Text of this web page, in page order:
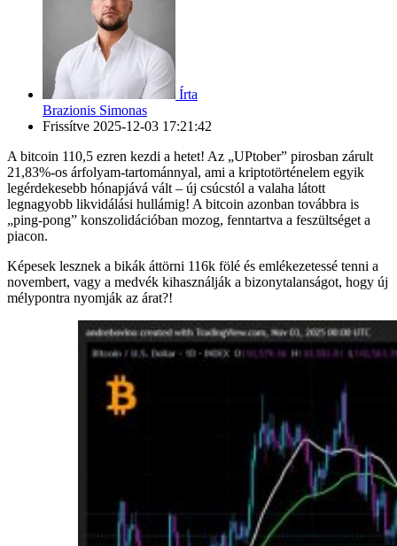
Írta
Brazionis Simonas
Frissítve 2025-12-03 17:21:42
A bitcoin 110,5 ezren kezdi a hetet! Az „UPtober” pirosban zárult
21,83%-os árfolyam-tartománnyal, ami a kriptotörténelem egyik
legérdekesebb hónapjává vált – új csúcstól a valaha látott
legnagyobb likvidálási hullámig! A bitcoin azonban továbbra is
„ping-pong” konszolidációban mozog, fenntartva a feszültséget a
piacon.
Képesek lesznek a bikák áttörni 116k fölé és emlékezetessé tenni a
novembert, vagy a medvék kihasználják a bizonytalanságot, hogy új
mélypontra nyomják az árat?!